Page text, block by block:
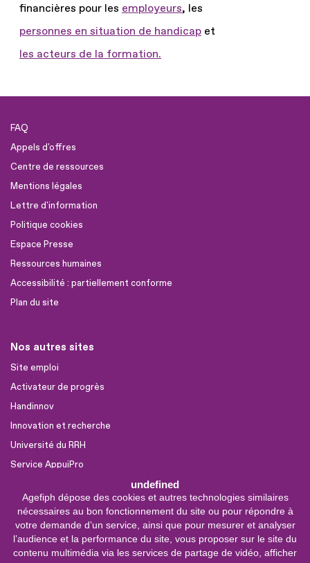
undefined
Agefiph dépose des cookies et autres technologies similaires
nécessaires au bon fonctionnement du site ou pour répondre à
votre demande d’un service, ainsi que pour mesurer et analyser
l’audience et la performance du site, vous proposer sur le site du
contenu multimédia via les services de partage de vidéo, afficher
financières pour les employeurs, les
personnes en situation de handicap et
les acteurs de la formation.
FAQ
Appels d'offres
Centre de ressources
Mentions légales
Lettre d'information
Politique cookies
Espace Presse
Ressources humaines
Accessibilité : partiellement conforme
Plan du site
Nos autres sites
Site emploi
Activateur de progrès
Handinnov
Innovation et recherche
Université du RRH
Service AppuiPro
Nous suivre
Youtube
Linkedin